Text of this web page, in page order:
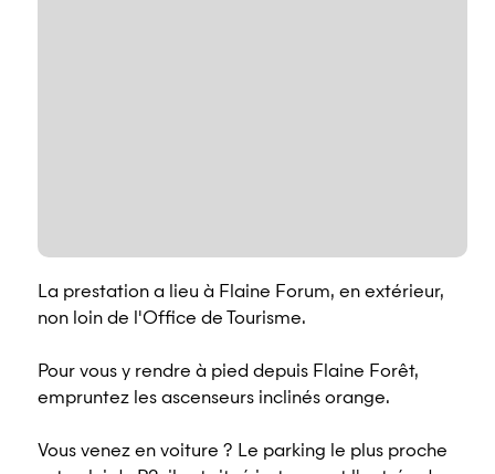
La prestation a lieu à Flaine Forum, en extérieur,
non loin de l'Office de Tourisme.
Pour vous y rendre à pied depuis Flaine Forêt,
empruntez les ascenseurs inclinés orange.
Vous venez en voiture ? Le parking le plus proche